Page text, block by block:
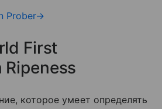
Prober→
First
которое умеет определять